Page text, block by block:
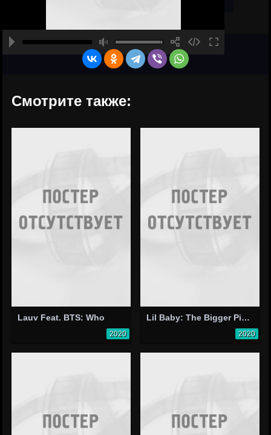
Смотрите также:
Lauv Feat. BTS: Who
2020
Lil Baby: The Bigger Picture
2020